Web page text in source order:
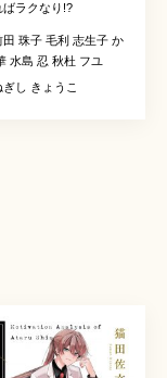
ばラクなり!?
田 珠子 毛利 志生子 か
水島 忍 秋杜 フユ
ぎし きょうこ